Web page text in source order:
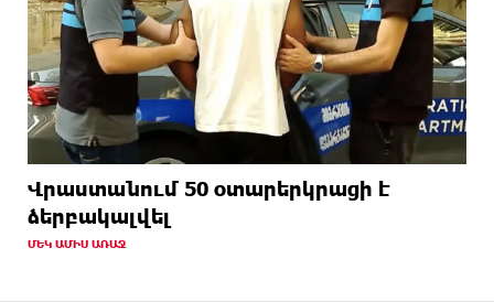
Վրաստանում 50 օտարերկրացի է
ձերբակալվել
ՄԵԿ ԱՄԻՍ ԱՌԱՋ